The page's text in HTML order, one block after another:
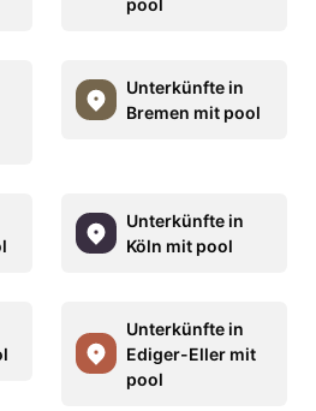
Unterkünfte in
Bremen mit pool
Unterkünfte in
Köln mit pool
Unterkünfte in
Ediger-Eller mit
pool